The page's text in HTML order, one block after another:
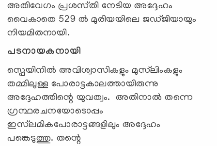
അതിവേഗം പ്രശസ്‌തി നേടിയ അദ്ദേഹം
വൈകാതെ 529 ൽ മുരിയയിലെ ജഡ്ജിയായും
നിയമിതനായി.
പടനായകനായി
സ്പെയിനിൽ അവിശ്വാസികളും മുസ്‌ലിംകളും
തമ്മിലുള്ള പോരാട്ടകാലത്തായിരുന്നു
അദ്ദേഹത്തിന്റെ യുവത്വം. അതിനാൽ തന്നെ
ഗ്രന്ഥരചനയോടൊപ്പം
ഇസ്‌ലമികപോരാട്ടങ്ങളിലും അദ്ദേഹം
പങ്കെടുത്തു. തന്റെ